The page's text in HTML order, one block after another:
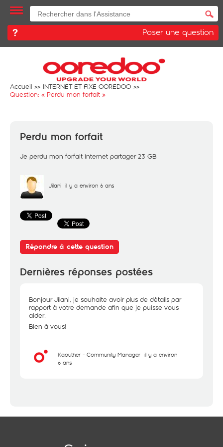
Poser une question
Accueil
INTERNET ET FIXE OOREDOO
Question: « Perdu mon forfait »
Perdu mon forfait
Je perdu mon forfait internet partager 23 GB
Jilani il y a environ 6 ans
Répondre à cette question
Dernières réponses postées
Bonjour Jilani, je souhaite avoir plus de détails par
rapport à votre demande afin que je puisse vous
aider.
Bien à vous!
Kaouther - Community Manager il y a environ
6 ans